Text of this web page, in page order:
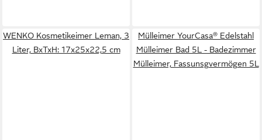
WENKO Kosmetikeimer Leman, 3
Liter, BxTxH: 17x25x22,5 cm
Mülleimer YourCasa® Edelstahl
Mülleimer Bad 5L - Badezimmer
Mülleimer, Fassunsgvermögen 5L